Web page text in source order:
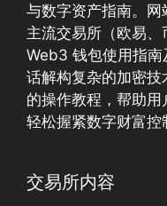
与数字资产指南。网
主流交易所（欧易、
Web3 钱包使用指南
话解构复杂的加密
的操作教程，帮助用
轻松握紧数字财富控
交易所内容